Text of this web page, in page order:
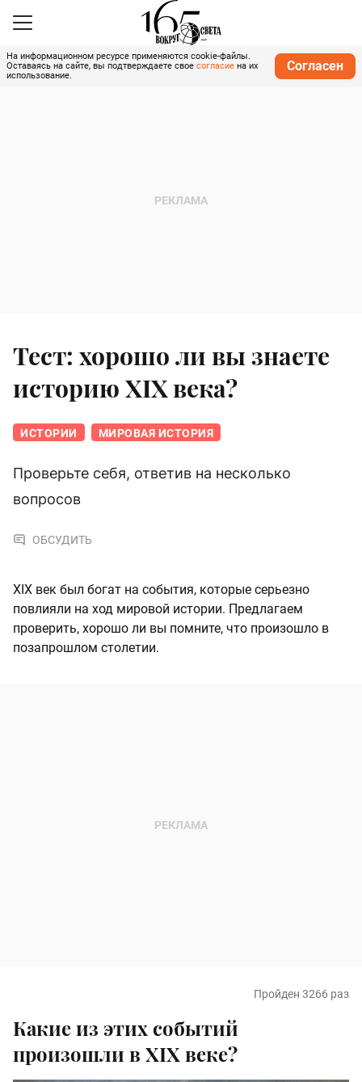
На информационном ресурсе применяются cookie-файлы.
Оставаясь на сайте, вы подтверждаете свое согласие на их
использование.
Согласен
Тест: хорошо ли вы знаете
историю XIX века?
ИСТОРИИ МИРОВАЯ ИСТОРИЯ
Проверьте себя, ответив на несколько
вопросов
ОБСУДИТЬ
XIX век был богат на события, которые серьезно
повлияли на ход мировой истории. Предлагаем
проверить, хорошо ли вы помните, что произошло в
позапрошлом столетии.
Пройден 3266 раз
Какие из этих событий
произошли в XIX веке?